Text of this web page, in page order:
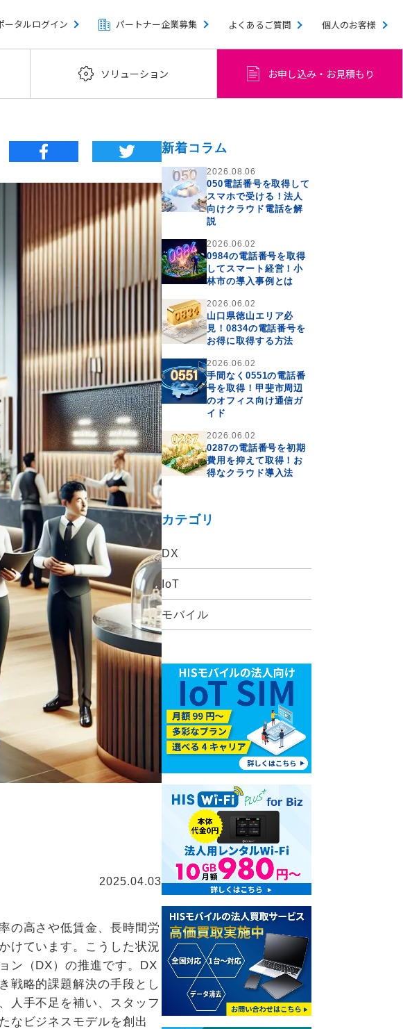
ータルログイン パートナー企業募集 よくあるご質問 個人のお客様
ソリューション お申し込み・お見積もり
2025.04.03
の高さや低賃金、長時間労
けています。こうした状況
ン（DX）の推進です。DX
戦略的課題解決の手段とし
人手不足を補い、スタッフ
なビジネスモデルを創出
新着コラム
2026.08.06
050電話番号を取得して
スマホで受ける！法人
向けクラウド電話を解
説
2026.06.02
0984の電話番号を取得
してスマート経営！小
林市の導入事例とは
2026.06.02
山口県徳山エリア必
見！0834の電話番号を
お得に取得する方法
2026.06.02
手間なく0551の電話番
号を取得！甲斐市周辺
のオフィス向け通信ガ
イド
2026.06.02
0287の電話番号を初期
費用を抑えて取得！お
得なクラウド導入法
カテゴリ
DX
IoT
モバイル